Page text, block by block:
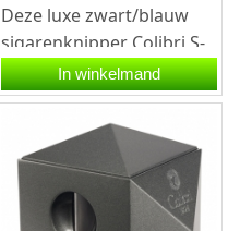
Deze luxe zwart/blauw
sigarenknipper Colibri S-
Cut (Closed Back) is
voorzien van twee
snijmessen...
In winkelmand